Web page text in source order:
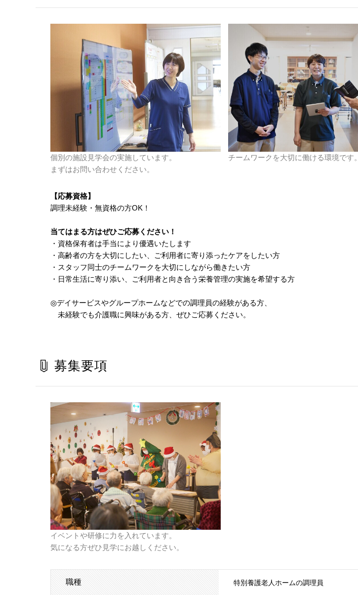
個別の施設見学会の実施しています。
まずはお問い合わせください。
チームワークを大切に働ける環境です。
【応募資格】
調理未経験・無資格の方OK！
当てはまる方はぜひご応募ください！
・資格保有者は手当により優遇いたします
・高齢者の方を大切にしたい、ご利用者に寄り添ったケアをしたい方
・スタッフ同士のチームワークを大切にしながら働きたい方
・日常生活に寄り添い、ご利用者と向き合う栄養管理の実施を希望する方
◎デイサービスやグループホームなどでの調理員の経験がある方、
未経験でも介護職に興味がある方、ぜひご応募ください。
募集要項
イベントや研修に力を入れています。
気になる方ぜひ見学にお越しください。
職種 特別養護老人ホームの調理員